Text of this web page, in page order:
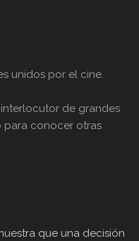
unidos por el cine.
de grandes
para conocer otras
que una decisión